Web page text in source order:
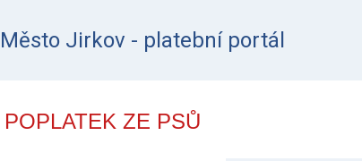
Město Jirkov - platební portál
POPLATEK ZE PSŮ